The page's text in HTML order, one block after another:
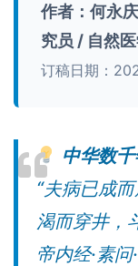
作者：何永
究员 / 自然
订稿日期：
中华数
“夫病已成
渴而穿井，
帝内经·素问